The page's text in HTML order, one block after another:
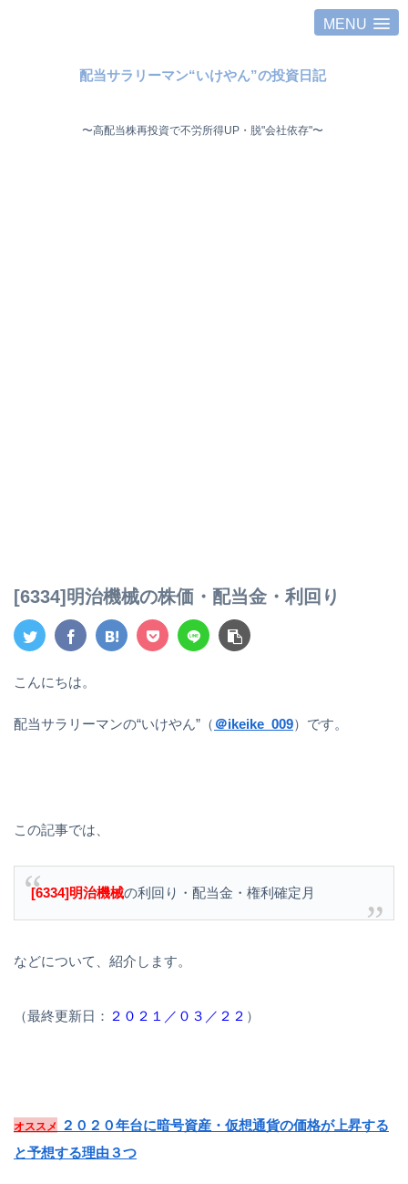
MENU
配当サラリーマン“いけやん”の投資日記 ​
〜高配当株再投資で不労所得UP・脱"会社依存"〜 ​
[6334]明治機械の株価・配当金・利回り
こんにちは。
配当サラリーマンの“いけやん”（ ＠ikeike_009）です。
この記事では、
[6334]明治機械の利回り・配当金・権利確定月
などについて、紹介します。
（最終更新日： ２０２１／０３／２２ ）
オススメ
２０２０年台に暗号資産・仮想通貨の価格が上昇する
と予想する理由３つ